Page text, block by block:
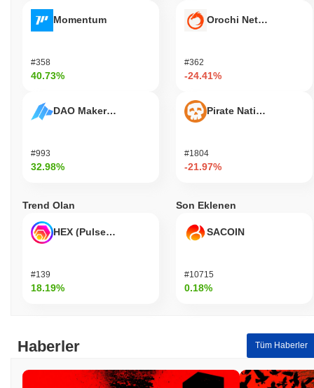
Momentum
#358
40.73%
DAO Maker Token
#993
32.98%
Orochi Network
#362
-24.41%
Pirate Nation Token
#1804
-21.97%
Trend Olan
HEX (Pulsechain)
#139
18.19%
Son Eklenen
SACOIN
#10715
0.18%
Haberler Tüm Haberler